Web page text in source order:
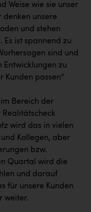
Weise wie sie unser
denken unsere
und stehen
ist spannend zu
sind und
zu
Kunden passen“
Bereich der
Realitätscheck
wird das in vielen
Kollegen, aber
bzw.
Quartal wird die
und darauf
für unsere Kunden
weiter.